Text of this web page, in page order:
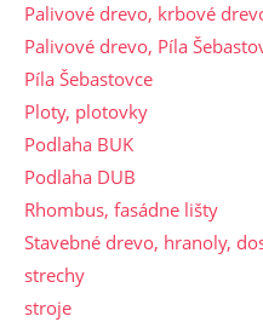
Palivové drevo, krbové
Palivové drevo, Píla
Píla Šebastovce
Ploty, plotovky
Podlaha BUK
Podlaha DUB
Rhombus, fasádne lišty
Stavebné drevo, hranoly,
strechy
stroje